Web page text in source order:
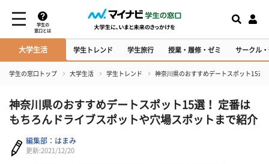
学生の
窓口とは
大学生活 学生トレンド 学生旅行 授業・履修・ゼミ サークル
学生の窓口トップ 大学生活 学生トレンド 神奈川県のおすすめデートスポット15選
神奈川県のおすすめデートスポット15選！ 定番は
もちろんドライブスポットや穴場スポットまで紹介
編集部：はまみ
更新:2021/12/20